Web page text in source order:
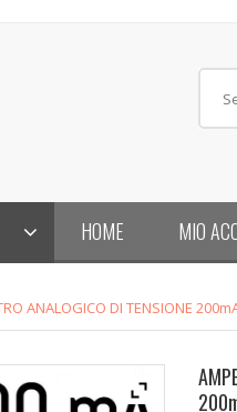
HOME MIO
ANALOGICO DI TENSIONE